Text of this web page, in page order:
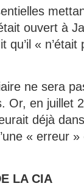
ouvert à
« n’était
ne sera
Or, en juillet
déjà
« erreur »
LA CIA